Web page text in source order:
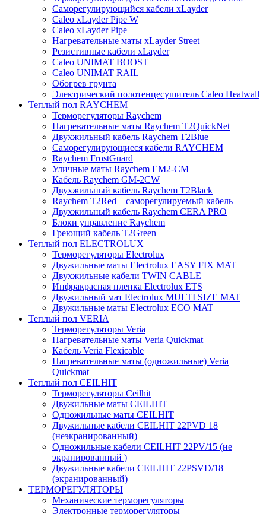
Саморегулирующийся кабели xLayder
Caleo xLayder Pipe W
Caleo xLayder Pipe
Нагревательные маты xLayder Street
Резистивные кабели xLayder
Caleo UNIMAT BOOST
Caleo UNIMAT RAIL
Обогрев грунта
Электрический полотенцесушитель Caleo Heatwall
Теплый пол RAYCHEM
Терморегуляторы Raychem
Нагревательные маты Raychem T2QuickNet
Двухжильный кабель Raychem T2Blue
Саморегулирующиеся кабели RAYCHEM
Raychem FrostGuard
Уличные маты Raychem EM2-CM
Кабель Raychem GM-2CW
Двухжильный кабель Raychem T2Black
Raychem T2Red – саморегулируемый кабель
Двухжильный кабель Raychem CERA PRO
Блоки управление Raychem
Греющий кабель T2Green
Теплый пол ELECTROLUX
Терморегуляторы Electrolux
Двужильные маты Electrolux EASY FIX MAT
Двухжильные кабели TWIN CABLE
Инфракрасная пленка Electrolux ETS
Двужильный мат Electrolux MULTI SIZE MAT
Двужильные маты Electrolux ECO MAT
Теплый пол VERIA
Терморегуляторы Veria
Нагревательные маты Veria Quickmat
Кабель Veria Flexicable
Нагревательные маты (одножильные) Veria
Quickmat
Теплый пол CEILHIT
Терморегуляторы Ceilhit
Двужильные маты CEILHIT
Одножильные маты CEILHIT
Двужильные кабели CEILHIT 22PVD 18
(неэкранированный)
Одножильные кабели CEILHIT 22PV/15 (не
экранированный )
Двужильные кабели CEILHIT 22PSVD/18
(экранированный)
ТЕРМОРЕГУЛЯТОРЫ
Механические терморегуляторы
Электронные терморегуляторы